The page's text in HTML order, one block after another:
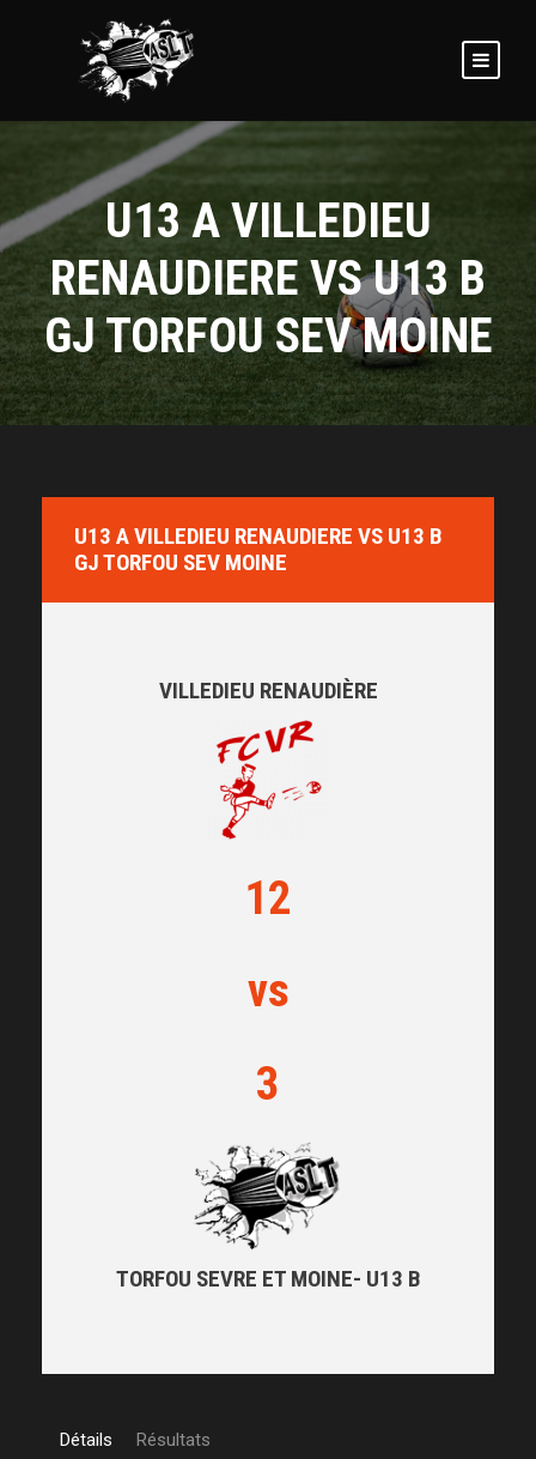
U13 A VILLEDIEU
RENAUDIERE VS U13 B
GJ TORFOU SEV MOINE
U13 A VILLEDIEU RENAUDIERE VS U13 B
GJ TORFOU SEV MOINE
VILLEDIEU RENAUDIÈRE
12
vs
3
TORFOU SEVRE ET MOINE- U13 B
Détails Résultats